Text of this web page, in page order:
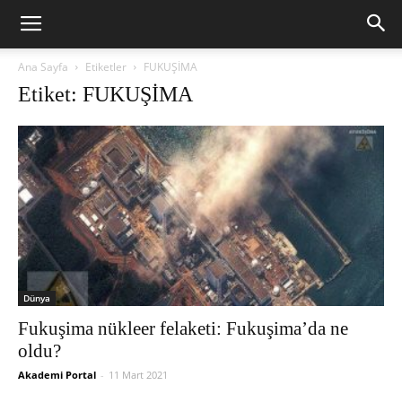
Ana Sayfa Etiketler FUKUŞİMA
Etiket: FUKUŞİMA
Dünya
Fukuşima nükleer felaketi: Fukuşima’da ne
oldu?
Akademi Portal - 11 Mart 2021